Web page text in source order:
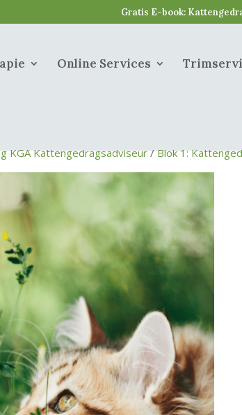
Gratis E-book:
Online Services
KGA Kattengedragsadviseur/Blok 1: